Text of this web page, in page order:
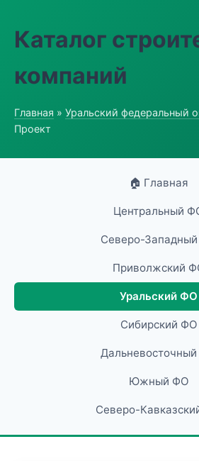
Каталог
компаний
Главная » Уральский федеральный
Проект
🏠 Главная
Центральный
Северо-
Приволжский
Уральский ФО
Сибирский ФО
Южный ФО
Северо-